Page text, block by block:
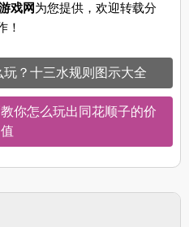
戏网为您提供，欢迎转载分
！
？十三水规则图示大全
你怎么玩出同花顺子的价
值